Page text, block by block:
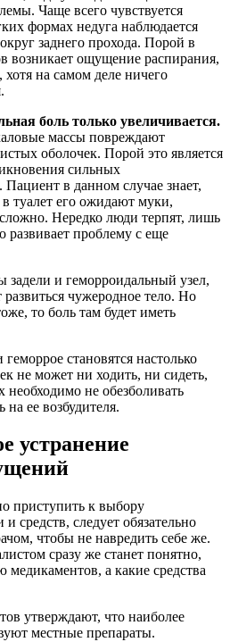
Чаще всего чувствуется
формах недуга наблюдается
заднего прохода. Порой в
возникает ощущение распирания,
хотя на самом деле ничего
боль только увеличивается.
массы повреждают
оболочек. Порой это является
сильных
в данном случае знает,
туалет его ожидают муки,
Нередко люди терпят, лишь
развивает проблему с еще
задели и геморроидальный узел,
чужеродное тело. Но
то боль там будет иметь
становятся настолько
не может ни ходить, ни сидеть,
необходимо не обезболивать
на ее возбудителя.
устранение
приступить к выбору
средств, следует обязательно
чтобы не навредить себе же.
сразу же станет понятно,
а какие средства
утверждают, что наиболее
местные препараты.